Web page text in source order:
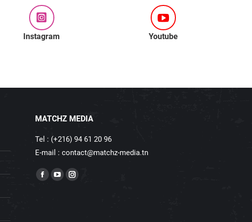
Instagram Youtube
MATCHZ MEDIA
Tel : (+216) 94 61 20 96
E-mail : contact@matchz-media.tn
Trouvez nous sur :
Facebook
YouTubeInstagram